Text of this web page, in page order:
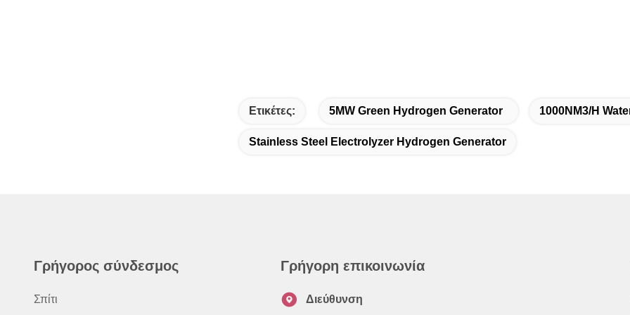
Ετικέτες: 5MW Green Hydrogen Generator 1000NM3/H
Stainless Steel Electrolyzer Hydrogen Generator
Γρήγορος σύνδεσμος
Σπίτι
Γρήγορη επικοινωνία
Διεύθυνση